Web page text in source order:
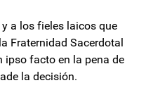
a los fieles laicos que
Fraternidad Sacerdotal
ipso facto en la pena de
la decisión.